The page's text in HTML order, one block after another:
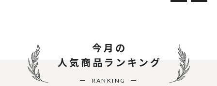
今月の
人気商品ランキング
RANKING